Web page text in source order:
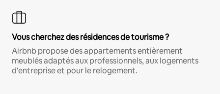
Vous cherchez des résidences de tourisme ?
Airbnb propose des appartements entièrement
meublés adaptés aux professionnels, aux logements
d'entreprise et pour le relogement.